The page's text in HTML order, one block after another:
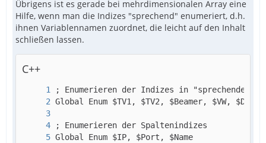
Übrigens ist es gerade bei mehrdimensionalen Array eine
Hilfe, wenn man die Indizes "sprechend" enumeriert, d.h.
ihnen Variablennamen zuordnet, die leicht auf den Inhalt
schließen lassen.
C++